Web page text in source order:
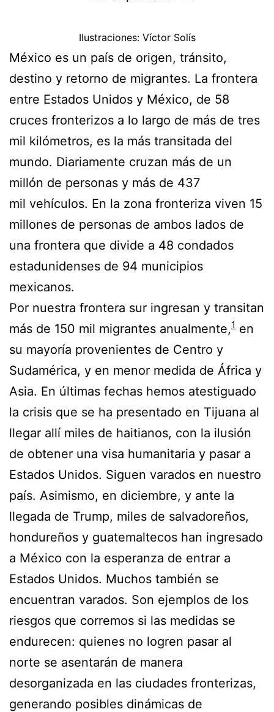
Ilustraciones: Víctor Solís
México es un país de origen, tránsito,
destino y retorno de migrantes. La frontera
entre Estados Unidos y México, de 58
cruces fronterizos a lo largo de más de tres
mil kilómetros, es la más transitada del
mundo. Diariamente cruzan más de un
millón de personas y más de 437
mil vehículos. En la zona fronteriza viven 15
millones de personas de ambos lados de
una frontera que divide a 48 condados
estadunidenses de 94 municipios
mexicanos.
Por nuestra frontera sur ingresan y transitan
más de 150 mil migrantes anualmente,1 en
su mayoría provenientes de Centro y
Sudamérica, y en menor medida de África y
Asia. En últimas fechas hemos atestiguado
la crisis que se ha presentado en Tijuana al
llegar allí miles de haitianos, con la ilusión
de obtener una visa humanitaria y pasar a
Estados Unidos. Siguen varados en nuestro
país. Asimismo, en diciembre, y ante la
llegada de Trump, miles de salvadoreños,
hondureños y guatemaltecos han ingresado
a México con la esperanza de entrar a
Estados Unidos. Muchos también se
encuentran varados. Son ejemplos de los
riesgos que corremos si las medidas se
endurecen: quienes no logren pasar al
norte se asentarán de manera
desorganizada en las ciudades fronterizas,
generando posibles dinámicas de